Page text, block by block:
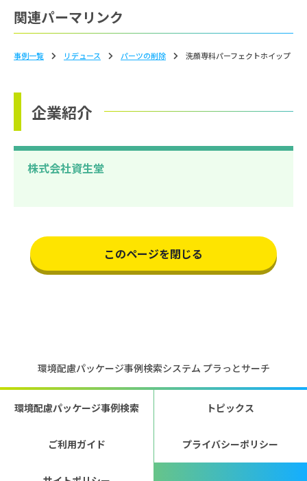
関連パーマリンク
事例一覧 リデュース パーツの削除 洗顔専科パーフェクトホイップ
企業紹介
株式会社資生堂
このページを閉じる
環境配慮パッケージ事例検索システム プラっとサーチ
環境配慮パッケージ事例検索 トピックス
ご利用ガイド プライバシーポリシー